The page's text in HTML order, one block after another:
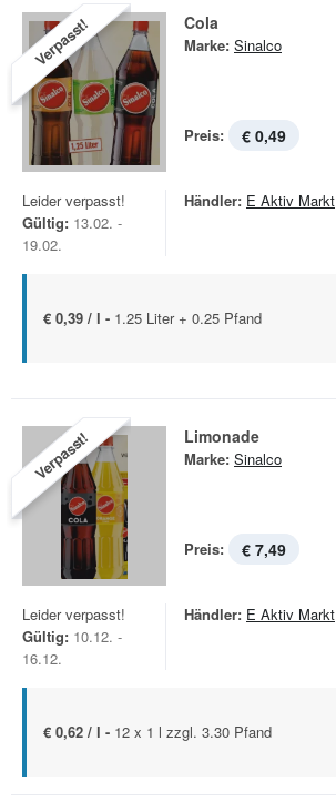
Verpasst! Cola
Marke: Sinalco
Preis: € 0,49
Leider verpasst!
Gültig: 13.02. -
19.02.
Händler: E Aktiv Markt
€ 0,39 / l - 1.25 Liter + 0.25 Pfand
Verpasst! Limonade
Marke: Sinalco
Preis: € 7,49
Leider verpasst!
Gültig: 10.12. -
16.12.
Händler: E Aktiv Markt
€ 0,62 / l - 12 x 1 l zzgl. 3.30 Pfand